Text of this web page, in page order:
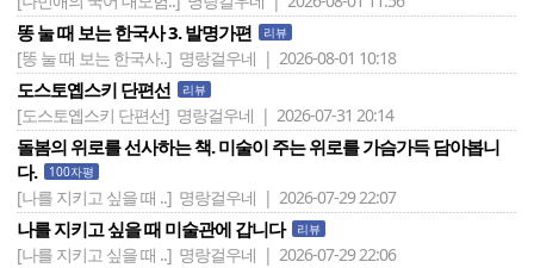
똥 눌 때 보는 한국사 3. 발명가편 리뷰
[똥 눌 때 보는 한국사..] 명랑걸우네 | 2026-08-01 10:18
도스토옙스키 단편선 리뷰
[도스토옙스키 단편선] 명랑걸우네 | 2026-07-31 20:14
돌봄의 위로를 선사하는 책. 미술이 주는 위로를 가슴가득 담아봅니
다.
100자평
[나를 지키고 싶을 때 ..] 명랑걸우네 | 2026-07-29 22:07
나를 지키고 싶을 때 미술관에 갑니다 리뷰
[나를 지키고 싶을 때 ..] 명랑걸우네 | 2026-07-29 22:06